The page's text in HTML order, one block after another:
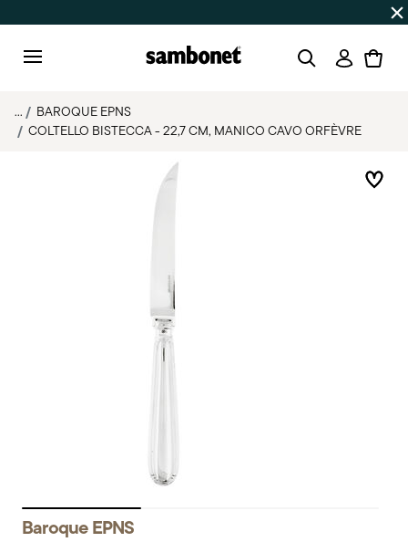
Fino al 50% di sconto su prodotti
Accedi
...
BAROQUE EPNS
COLTELLO BISTECCA - 22,7 CM, MANICO CAVO ORFÈVRE
Baroque EPNS